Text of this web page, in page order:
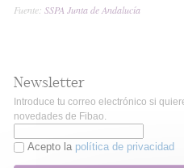
Fuente: SSPA Junta de Andalucía
Newsletter
Introduce tu correo electrónico si
novedades de Fibao.
Acepto la política de privacidad